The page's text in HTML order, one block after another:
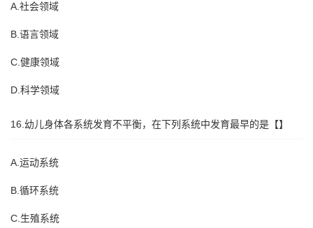
A.社会领域
B.语言领域
C.健康领域
D.科学领域
16.幼儿身体各系统发育不平衡，在下列系统中发育最早的是【】
A.运动系统
B.循环系统
C.生殖系统